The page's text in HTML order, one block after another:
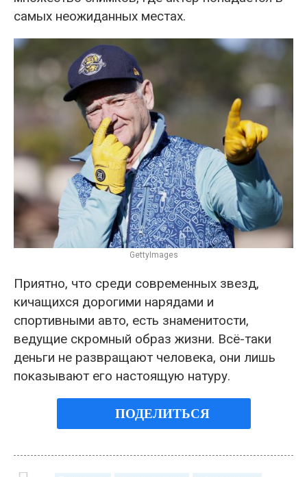
самых неожиданных местах.
GettyImages
Приятно, что среди современных звезд,
кичащихся дорогими нарядами и
спортивными авто, есть знаменитости,
ведущие скромный образ жизни. Всё-таки
деньги не развращают человека, они лишь
показывают его настоящую натуру.
ПОДЕЛИТЬСЯ